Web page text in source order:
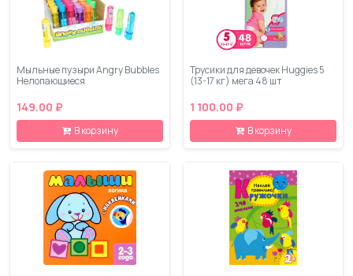
Мыльные пузыри Angry Bubbles
Нелопающиеся
149.00 ₽
В корзину
Трусики для девочек Huggies 5
(13-17 кг) мега 48 шт
1 100.00 ₽
В корзину